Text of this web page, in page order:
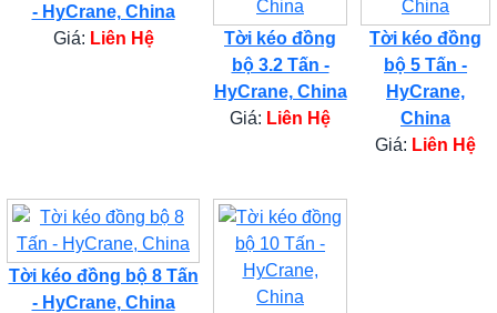
- HyCrane, China
Giá: Liên Hệ
Tời kéo đồng
bộ 3.2 Tấn -
HyCrane, China
Giá: Liên Hệ
Tời kéo đồng
bộ 5 Tấn -
HyCrane,
China
Giá: Liên Hệ
Tời kéo đồng bộ 8 Tấn
- HyCrane, China